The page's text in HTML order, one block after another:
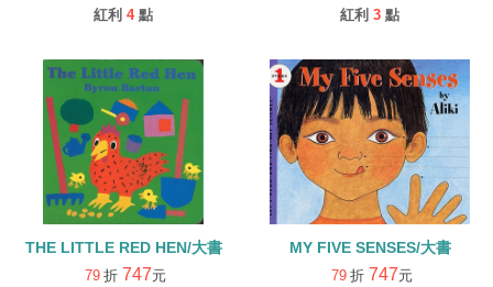
紅利 4 點
紅利 3 點
THE LITTLE RED HEN/大書
79 折 747元
MY FIVE SENSES/大書
79 折 747元